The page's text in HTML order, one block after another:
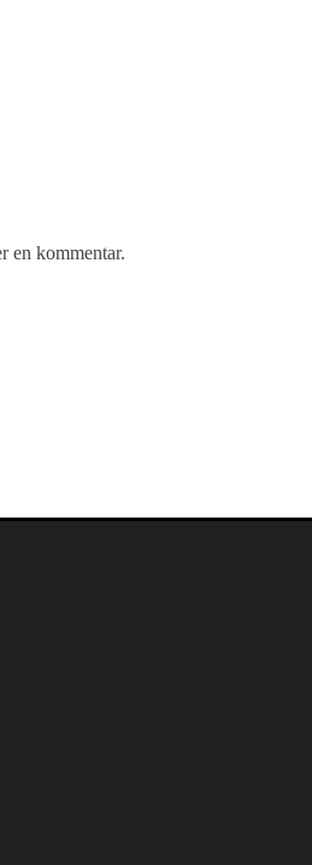
en kommentar.